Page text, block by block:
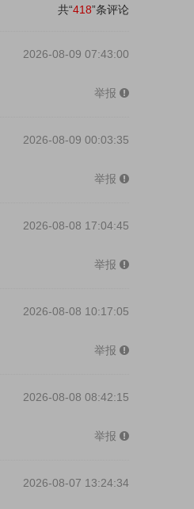
共“418”条评论
2026-08-09 07:43:00
举报
2026-08-09 00:03:35
举报
2026-08-08 17:04:45
举报
2026-08-08 10:17:05
举报
2026-08-08 08:42:15
举报
2026-08-07 13:24:34